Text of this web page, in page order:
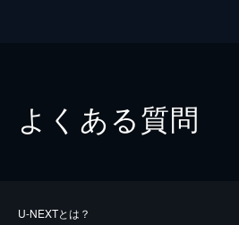
よくある質問
U-NEXTとは？